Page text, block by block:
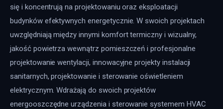
się i koncentrują na projektowaniu oraz eksploatacji
budynków efektywnych energetycznie. W swoich projektach
uwzględniają między innymi komfort termiczny i wizualny,
jakość powietrza wewnątrz pomieszczeń i profesjonalne
projektowanie wentylacji, innowacyjne projekty instalacji
sanitarnych, projektowanie i sterowanie oświetleniem
elektrycznym. Wdrażają do swoich projektów
energooszczędne urządzenia i sterowanie systemem HVAC